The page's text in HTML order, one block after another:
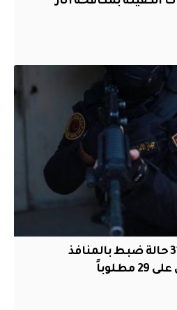
الأمن الوطني: تنفيذ 31 حالة ضبط بالمنافذ